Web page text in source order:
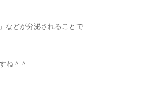
などが分泌されることで
ね＾＾